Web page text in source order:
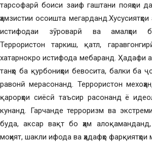
тарсофарӣ боиси заиф гаштани пояҳои
ҳамзистии осоишта
истифодаи зӯроварӣ ва амалҳои
Террористон таркиш, қатл,
хатарнокро истифода мебаранд. Ҳадафи
танҳо ба қурбониҳои бевосита, балки ба
равонӣ мерасонанд. Террористон
қарорҳои сиёсӣ таъсир расонанд ё
кунанд. Гарчанде терроризм ва
буда, аксар вақт бо ҳам алоқаманданд,
моҳият, шакли ифода ва ҳадафҳо фарқиятҳои